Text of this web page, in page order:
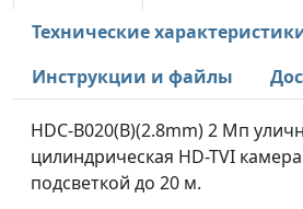
Технические
Инструкции и файлы
HDC-B020(B)(2.8mm) 2 Мп
цилиндрическая HD-TVI
подсветкой до 20 м.